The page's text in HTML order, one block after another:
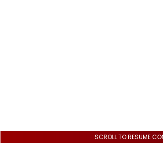
SCROLL TO RESUME